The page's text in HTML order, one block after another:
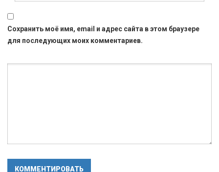
Сохранить моё имя, email и адрес сайта в этом браузере
для последующих моих комментариев.